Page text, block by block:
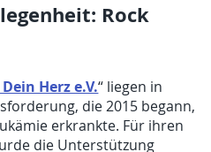
Rock
Herz e.V.“ liegen in
die 2015 begann,
erkrankte. Für ihren
die Unterstützung